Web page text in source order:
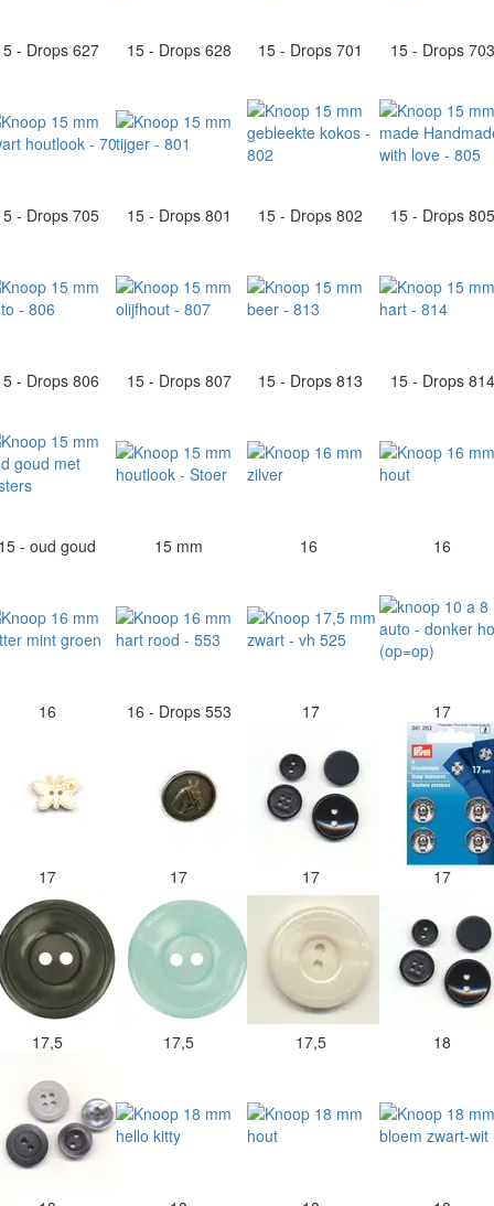
- Drops 627 15 - Drops 628 15 - Drops 701 15 - Drops
- Drops 705 15 - Drops 801 15 - Drops 802 15 - Drops
- Drops 806 15 - Drops 807 15 - Drops 813 15 - Drops
- oud goud 15 mm 16 16
16 16 - Drops 553 17 17
17 17 17 17
17,5 17,5 17,5 18